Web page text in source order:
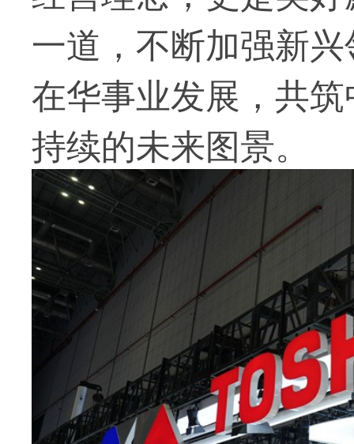
一道，不断加强新
在华事业发展，共
持续的未来图景。